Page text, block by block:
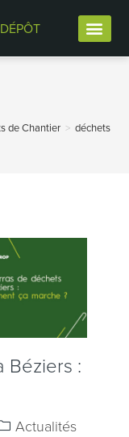
DÉPÔT
de Chantier > déchets
Béziers :
Actualités